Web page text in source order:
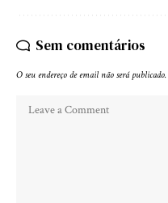
Sem comentários
O seu endereço de email não será publicado.